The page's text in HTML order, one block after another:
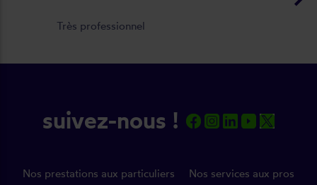
Très professionnel
suivez-nous !
Nos prestations aux particuliers
Nos services aux pros